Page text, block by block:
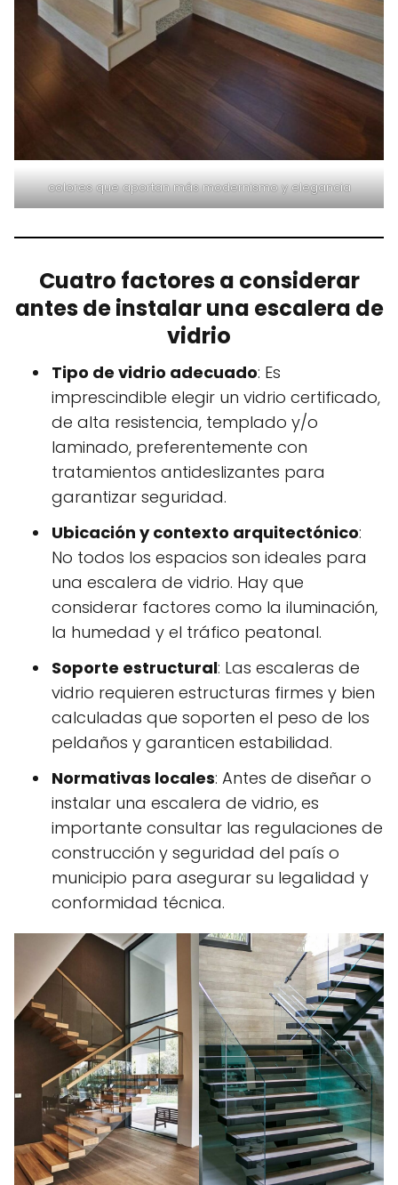
colores que aportan más modernismo y elegancia
Cuatro factores a considerar
antes de instalar una escalera de
vidrio
Tipo de vidrio adecuado: Es
imprescindible elegir un vidrio certificado,
de alta resistencia, templado y/o
laminado, preferentemente con
tratamientos antideslizantes para
garantizar seguridad.
Ubicación y contexto arquitectónico:
No todos los espacios son ideales para
una escalera de vidrio. Hay que
considerar factores como la iluminación,
la humedad y el tráfico peatonal.
Soporte estructural: Las escaleras de
vidrio requieren estructuras firmes y bien
calculadas que soporten el peso de los
peldaños y garanticen estabilidad.
Normativas locales: Antes de diseñar o
instalar una escalera de vidrio, es
importante consultar las regulaciones de
construcción y seguridad del país o
municipio para asegurar su legalidad y
conformidad técnica.